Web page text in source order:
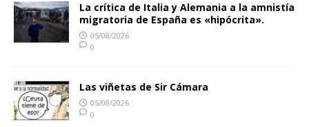
La crítica de Italia y Alemania a la amnistía
migratoria de España es «hipócrita».
05/08/2026
0
Las viñetas de Sir Cámara
05/08/2026
0